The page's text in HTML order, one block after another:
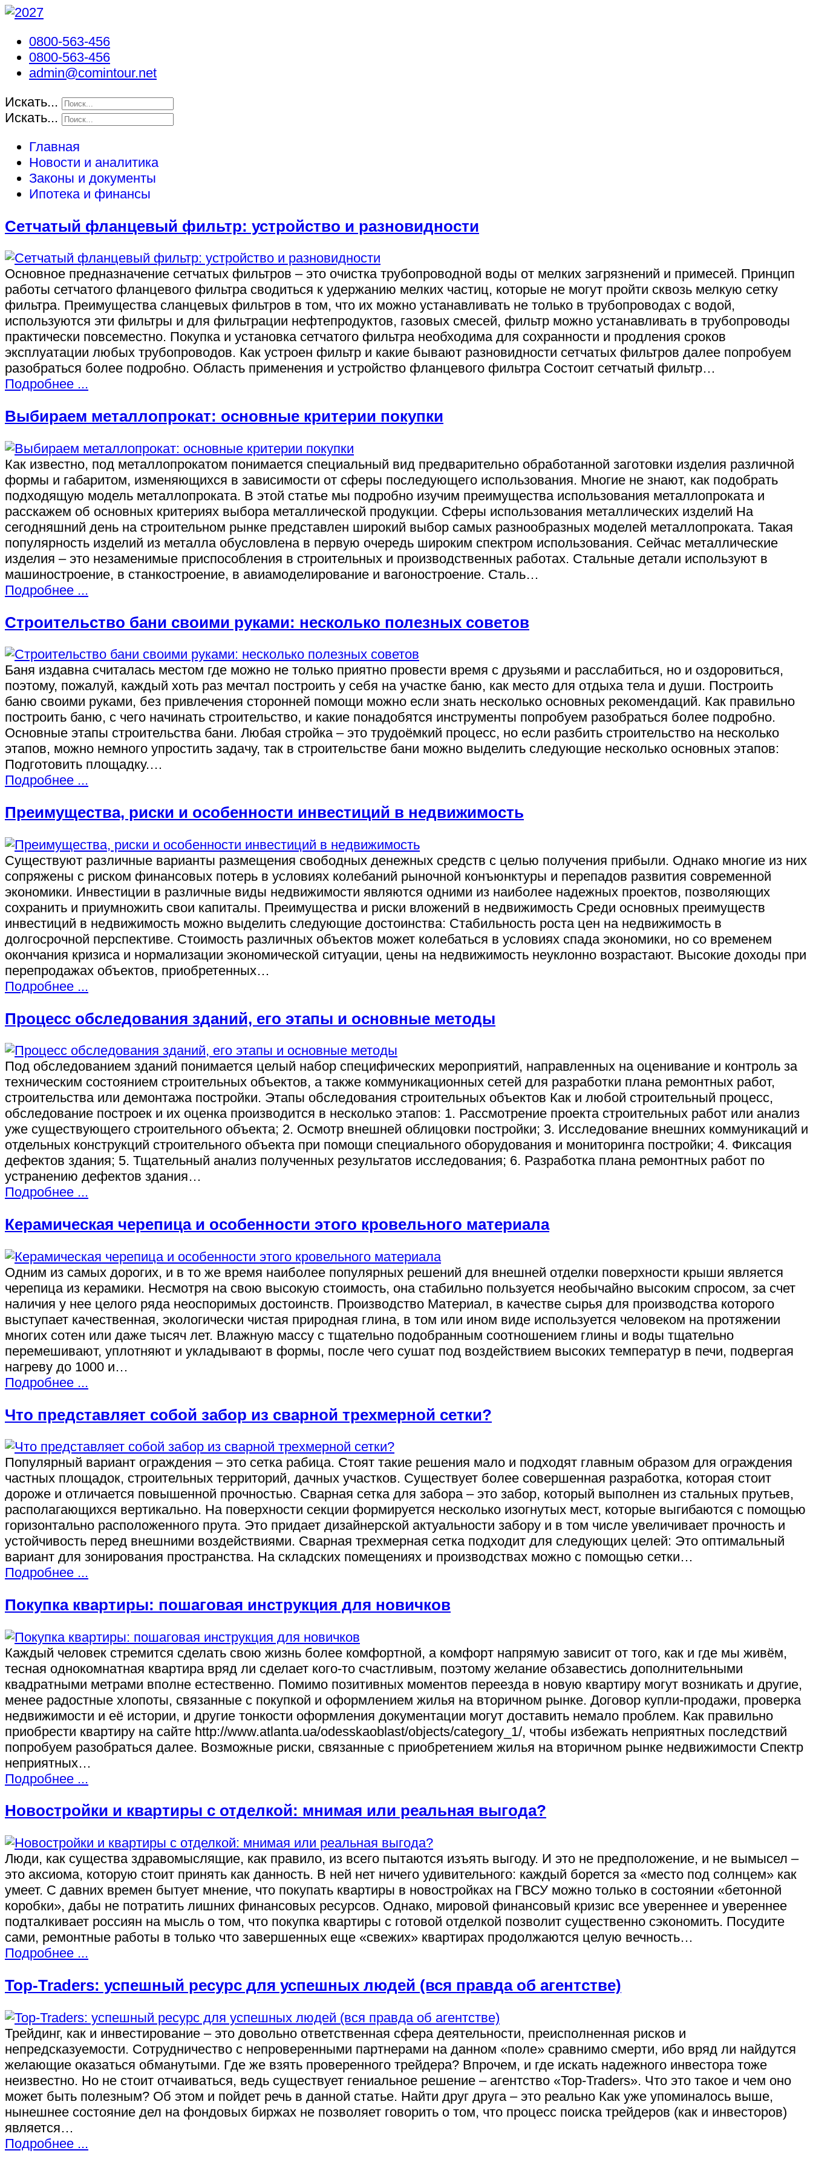
0800-563-456
0800-563-456
admin@comintour.net
Искать...
Искать...
Главная
Новости и аналитика
Законы и документы
Ипотека и финансы
Сетчатый фланцевый фильтр: устройство и разновидности
Основное предназначение сетчатых фильтров – это очистка трубопроводной воды от мелких загрязнений и примесей. Принцип
работы сетчатого фланцевого фильтра сводиться к удержанию мелких частиц, которые не могут пройти сквозь мелкую сетку
фильтра. Преимущества сланцевых фильтров в том, что их можно устанавливать не только в трубопроводах с водой,
используются эти фильтры и для фильтрации нефтепродуктов, газовых смесей, фильтр можно устанавливать в трубопроводы
практически повсеместно. Покупка и установка сетчатого фильтра необходима для сохранности и продления сроков
эксплуатации любых трубопроводов. Как устроен фильтр и какие бывают разновидности сетчатых фильтров далее попробуем
разобраться более подробно. Область применения и устройство фланцевого фильтра Состоит сетчатый фильтр…
Подробнее ...
Выбираем металлопрокат: основные критерии покупки
Как известно, под металлопрокатом понимается специальный вид предварительно обработанной заготовки изделия различной
формы и габаритом, изменяющихся в зависимости от сферы последующего использования. Многие не знают, как подобрать
подходящую модель металлопроката. В этой статье мы подробно изучим преимущества использования металлопроката и
расскажем об основных критериях выбора металлической продукции. Сферы использования металлических изделий На
сегодняшний день на строительном рынке представлен широкий выбор самых разнообразных моделей металлопроката. Такая
популярность изделий из металла обусловлена в первую очередь широким спектром использования. Сейчас металлические
изделия – это незаменимые приспособления в строительных и производственных работах. Стальные детали используют в
машиностроение, в станкостроение, в авиамоделирование и вагоностроение. Сталь…
Подробнее ...
Строительство бани своими руками: несколько полезных советов
Баня издавна считалась местом где можно не только приятно провести время с друзьями и расслабиться, но и оздоровиться,
поэтому, пожалуй, каждый хоть раз мечтал построить у себя на участке баню, как место для отдыха тела и души. Построить
баню своими руками, без привлечения сторонней помощи можно если знать несколько основных рекомендаций. Как правильно
построить баню, с чего начинать строительство, и какие понадобятся инструменты попробуем разобраться более подробно.
Основные этапы строительства бани. Любая стройка – это трудоёмкий процесс, но если разбить строительство на несколько
этапов, можно немного упростить задачу, так в строительстве бани можно выделить следующие несколько основных этапов:
Подготовить площадку.…
Подробнее ...
Преимущества, риски и особенности инвестиций в недвижимость
Существуют различные варианты размещения свободных денежных средств с целью получения прибыли. Однако многие из них
сопряжены с риском финансовых потерь в условиях колебаний рыночной конъюнктуры и перепадов развития современной
экономики. Инвестиции в различные виды недвижимости являются одними из наиболее надежных проектов, позволяющих
сохранить и приумножить свои капиталы. Преимущества и риски вложений в недвижимость Среди основных преимуществ
инвестиций в недвижимость можно выделить следующие достоинства: Стабильность роста цен на недвижимость в
долгосрочной перспективе. Стоимость различных объектов может колебаться в условиях спада экономики, но со временем
окончания кризиса и нормализации экономической ситуации, цены на недвижимость неуклонно возрастают. Высокие доходы при
перепродажах объектов, приобретенных…
Подробнее ...
Процесс обследования зданий, его этапы и основные методы
Под обследованием зданий понимается целый набор специфических мероприятий, направленных на оценивание и контроль за
техническим состоянием строительных объектов, а также коммуникационных сетей для разработки плана ремонтных работ,
строительства или демонтажа постройки. Этапы обследования строительных объектов Как и любой строительный процесс,
обследование построек и их оценка производится в несколько этапов: 1. Рассмотрение проекта строительных работ или анализ
уже существующего строительного объекта; 2. Осмотр внешней облицовки постройки; 3. Исследование внешних коммуникаций и
отдельных конструкций строительного объекта при помощи специального оборудования и мониторинга постройки; 4. Фиксация
дефектов здания; 5. Тщательный анализ полученных результатов исследования; 6. Разработка плана ремонтных работ по
устранению дефектов здания…
Подробнее ...
Керамическая черепица и особенности этого кровельного материала
Одним из самых дорогих, и в то же время наиболее популярных решений для внешней отделки поверхности крыши является
черепица из керамики. Несмотря на свою высокую стоимость, она стабильно пользуется необычайно высоким спросом, за счет
наличия у нее целого ряда неоспоримых достоинств. Производство Материал, в качестве сырья для производства которого
выступает качественная, экологически чистая природная глина, в том или ином виде используется человеком на протяжении
многих сотен или даже тысяч лет. Влажную массу с тщательно подобранным соотношением глины и воды тщательно
перемешивают, уплотняют и укладывают в формы, после чего сушат под воздействием высоких температур в печи, подвергая
нагреву до 1000 и…
Подробнее ...
Что представляет собой забор из сварной трехмерной сетки?
Популярный вариант ограждения – это сетка рабица. Стоят такие решения мало и подходят главным образом для ограждения
частных площадок, строительных территорий, дачных участков. Существует более совершенная разработка, которая стоит
дороже и отличается повышенной прочностью. Сварная сетка для забора – это забор, который выполнен из стальных прутьев,
располагающихся вертикально. На поверхности секции формируется несколько изогнутых мест, которые выгибаются с помощью
горизонтально расположенного прута. Это придает дизайнерской актуальности забору и в том числе увеличивает прочность и
устойчивость перед внешними воздействиями. Сварная трехмерная сетка подходит для следующих целей: Это оптимальный
вариант для зонирования пространства. На складских помещениях и производствах можно с помощью сетки…
Подробнее ...
Покупка квартиры: пошаговая инструкция для новичков
Каждый человек стремится сделать свою жизнь более комфортной, а комфорт напрямую зависит от того, как и где мы живём,
тесная однокомнатная квартира вряд ли сделает кого-то счастливым, поэтому желание обзавестись дополнительными
квадратными метрами вполне естественно. Помимо позитивных моментов переезда в новую квартиру могут возникать и другие,
менее радостные хлопоты, связанные с покупкой и оформлением жилья на вторичном рынке. Договор купли-продажи, проверка
недвижимости и её истории, и другие тонкости оформления документации могут доставить немало проблем. Как правильно
приобрести квартиру на сайте http://www.atlanta.ua/odesskaoblast/objects/category_1/, чтобы избежать неприятных последствий
попробуем разобраться далее. Возможные риски, связанные с приобретением жилья на вторичном рынке недвижимости Спектр
неприятных…
Подробнее ...
Новостройки и квартиры с отделкой: мнимая или реальная выгода?
Люди, как существа здравомыслящие, как правило, из всего пытаются изъять выгоду. И это не предположение, и не вымысел –
это аксиома, которую стоит принять как данность. В ней нет ничего удивительного: каждый борется за «место под солнцем» как
умеет. С давних времен бытует мнение, что покупать квартиры в новостройках на ГВСУ можно только в состоянии «бетонной
коробки», дабы не потратить лишних финансовых ресурсов. Однако, мировой финансовый кризис все увереннее и увереннее
подталкивает россиян на мысль о том, что покупка квартиры с готовой отделкой позволит существенно сэкономить. Посудите
сами, ремонтные работы в только что завершенных еще «свежих» квартирах продолжаются целую вечность…
Подробнее ...
Top-Traders: успешный ресурс для успешных людей (вся правда об агентстве)
Трейдинг, как и инвестирование – это довольно ответственная сфера деятельности, преисполненная рисков и
непредсказуемости. Сотрудничество с непроверенными партнерами на данном «поле» сравнимо смерти, ибо вряд ли найдутся
желающие оказаться обманутыми. Где же взять проверенного трейдера? Впрочем, и где искать надежного инвестора тоже
неизвестно. Но не стоит отчаиваться, ведь существует гениальное решение – агентство «Top-Traders». Что это такое и чем оно
может быть полезным? Об этом и пойдет речь в данной статье. Найти друг друга – это реально Как уже упоминалось выше,
нынешнее состояние дел на фондовых биржах не позволяет говорить о том, что процесс поиска трейдеров (как и инвесторов)
является…
Подробнее ...